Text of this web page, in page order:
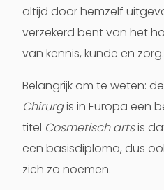
altijd door hemzelf
verzekerd bent van het
van kennis, kunde en zorg.
Belangrijk om te weten:
Chirurgis in Europa een
titel Cosmetisch artsis
een basisdiploma, dus
zich zo noemen.